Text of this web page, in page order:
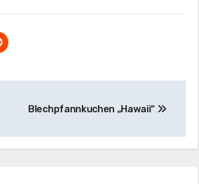
Blechpfannkuchen „Hawaii“